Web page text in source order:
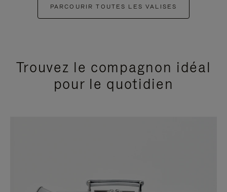
PARCOURIR TOUTES LES VALISES
Trouvez le compagnon idéal
pour le quotidien